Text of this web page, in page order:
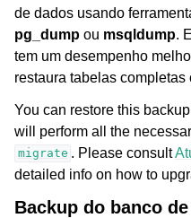
de dados usando
pg_dump ou msqldump.
tem um desempenho
restaura tabelas
You can restore this
will perform all the
migrate . Please consult
detailed info on how to
Backup do banco